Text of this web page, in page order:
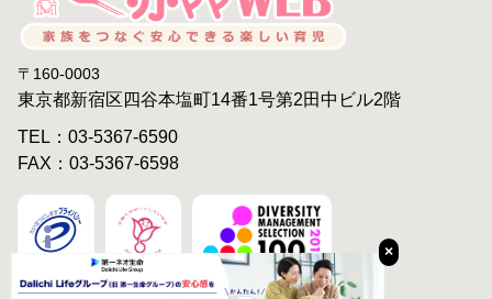
×
〒160-0003
東京都新宿区四谷本塩町14番1号第2田中ビル2階
TEL：03-5367-6590
FAX：03-5367-6598